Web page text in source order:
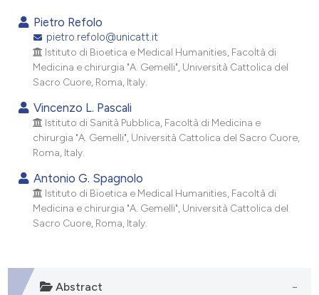
Contrasting
atscite.ai
shows how a scientific paper
of the citation, a
describing whether
mentions, or contrasts
was made.
Pietro Refolo
pietro.refolo@unicatt.it
Istituto di Bioetica e Medical Humanities, Facoltà di
Medicina e chirurgia "A. Gemelli", Università Cattolica del
Sacro Cuore, Roma, Italy.
Vincenzo L. Pascali
Istituto di Sanità Pubblica, Facoltà di Medicina e
chirurgia "A. Gemelli", Università Cattolica del Sacro Cuore,
Roma, Italy.
Antonio G. Spagnolo
Istituto di Bioetica e Medical Humanities, Facoltà di
Medicina e chirurgia "A. Gemelli", Università Cattolica del
Sacro Cuore, Roma, Italy.
Abstract